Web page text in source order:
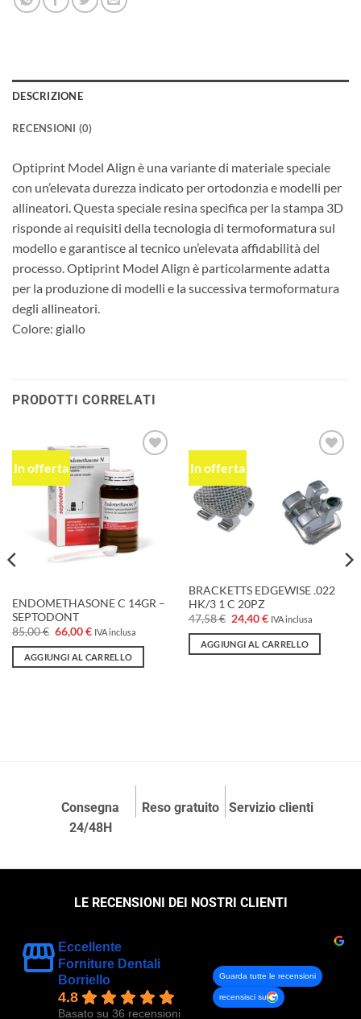
DESCRIZIONE
RECENSIONI (0)
Optiprint Model Align è una variante di materiale speciale
con un’elevata durezza indicato per ortodonzia e modelli per
allineatori. Questa speciale resina specifica per la stampa 3D
risponde ai requisiti della tecnologia di termoformatura sul
modello e garantisce al tecnico un’elevata affidabilità del
processo. Optiprint Model Align è particolarmente adatta
per la produzione di modelli e la successiva termoformatura
degli allineatori.
Colore: giallo
PRODOTTI CORRELATI
In offerta
alla lista
desideri
ENDOMETHASONE C 14GR –
SEPTODONT
85,00€ Il
prezzo
originale
era:
66,00€Il
attuale
è:
IVA inclusa
AGGIUNGI AL CARRELLO
In offerta
dei
desideri
BRACKETTS EDGEWISE .022
HK/3 1 C 20PZ
47,58€ Il
prezzo
originale
era:
24,40€Il
attuale
è:
IVA inclusa
AGGIUNGI AL CARRELLO
Consegna
24/48H
Reso gratuito Servizio clienti
LE RECENSIONI DEI NOSTRI CLIENTI
Eccellente
Forniture Dentali
Borriello
4.8
Basato su 36 recensioni
Guarda tutte le recensioni
recensisci su